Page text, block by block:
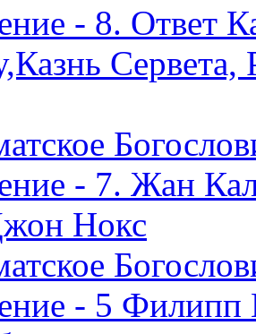
- 8. Ответ
Сервета,
- 7. Жан
Нокс
- 5 Филипп